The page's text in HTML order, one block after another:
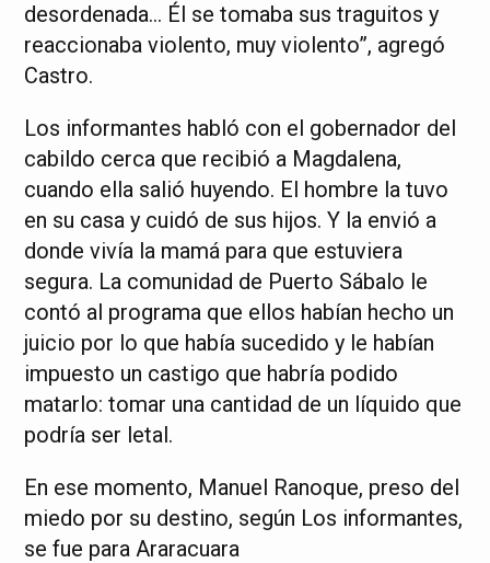
desordenada… Él se tomaba sus traguitos y
reaccionaba violento, muy violento”, agregó
Castro.
Los informantes habló con el gobernador del
cabildo cerca que recibió a Magdalena,
cuando ella salió huyendo. El hombre la tuvo
en su casa y cuidó de sus hijos. Y la envió a
donde vivía la mamá para que estuviera
segura. La comunidad de Puerto Sábalo le
contó al programa que ellos habían hecho un
juicio por lo que había sucedido y le habían
impuesto un castigo que habría podido
matarlo: tomar una cantidad de un líquido que
podría ser letal.
En ese momento, Manuel Ranoque, preso del
miedo por su destino, según Los informantes,
se fue para Araracuara